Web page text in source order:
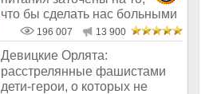
что бы сделать нас больными
и бесплодным
196 007 13 900
Девицкие Орлята:
расстрелянные фашистами
дети-герои, о которых не